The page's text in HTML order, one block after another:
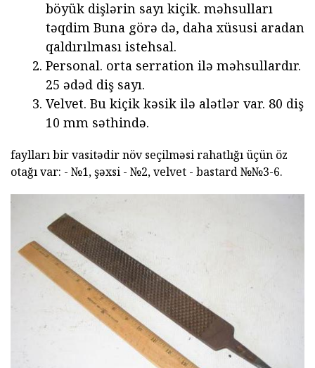
böyük dişlərin sayı kiçik. məhsulları
təqdim Buna görə də, daha xüsusi aradan
qaldırılması istehsal.
Personal. orta serration ilə məhsullardır.
25 ədəd diş sayı.
Velvet. Bu kiçik kəsik ilə alətlər var. 80 diş
10 mm səthində.
faylları bir vasitədir növ seçilməsi rahatlığı üçün öz
otağı var: - №1, şəxsi - №2, velvet - bastard №№3-6.